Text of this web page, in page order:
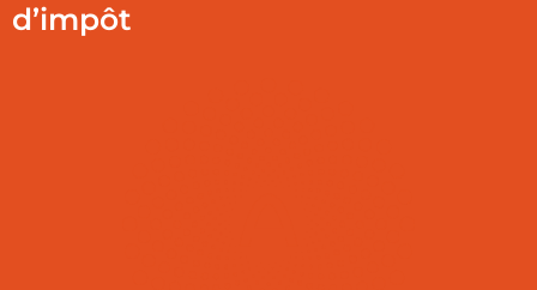
d’impôt